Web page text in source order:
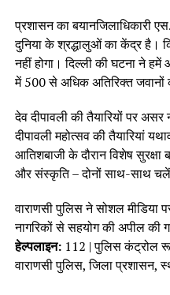
प्रशासन का बयानजिलाधिकारी
दुनिया के श्रद्धालुओं का केंद्र है।
नहीं होगा। दिल्ली की घटना ने
में 500 से अधिक अतिरिक्त जवानों
देव दीपावली की तैयारियों पर
दीपावली महोत्सव की तैयारियां
आतिशबाजी के दौरान विशेष सुरक्षा
और संस्कृति – दोनों साथ-साथ
वाराणसी पुलिस ने सोशल मीडिया
नागरिकों से सहयोग की अपील की
हेल्पलाइन: 112 | पुलिस कंट्रोल
वाराणसी पुलिस, जिला प्रशासन,